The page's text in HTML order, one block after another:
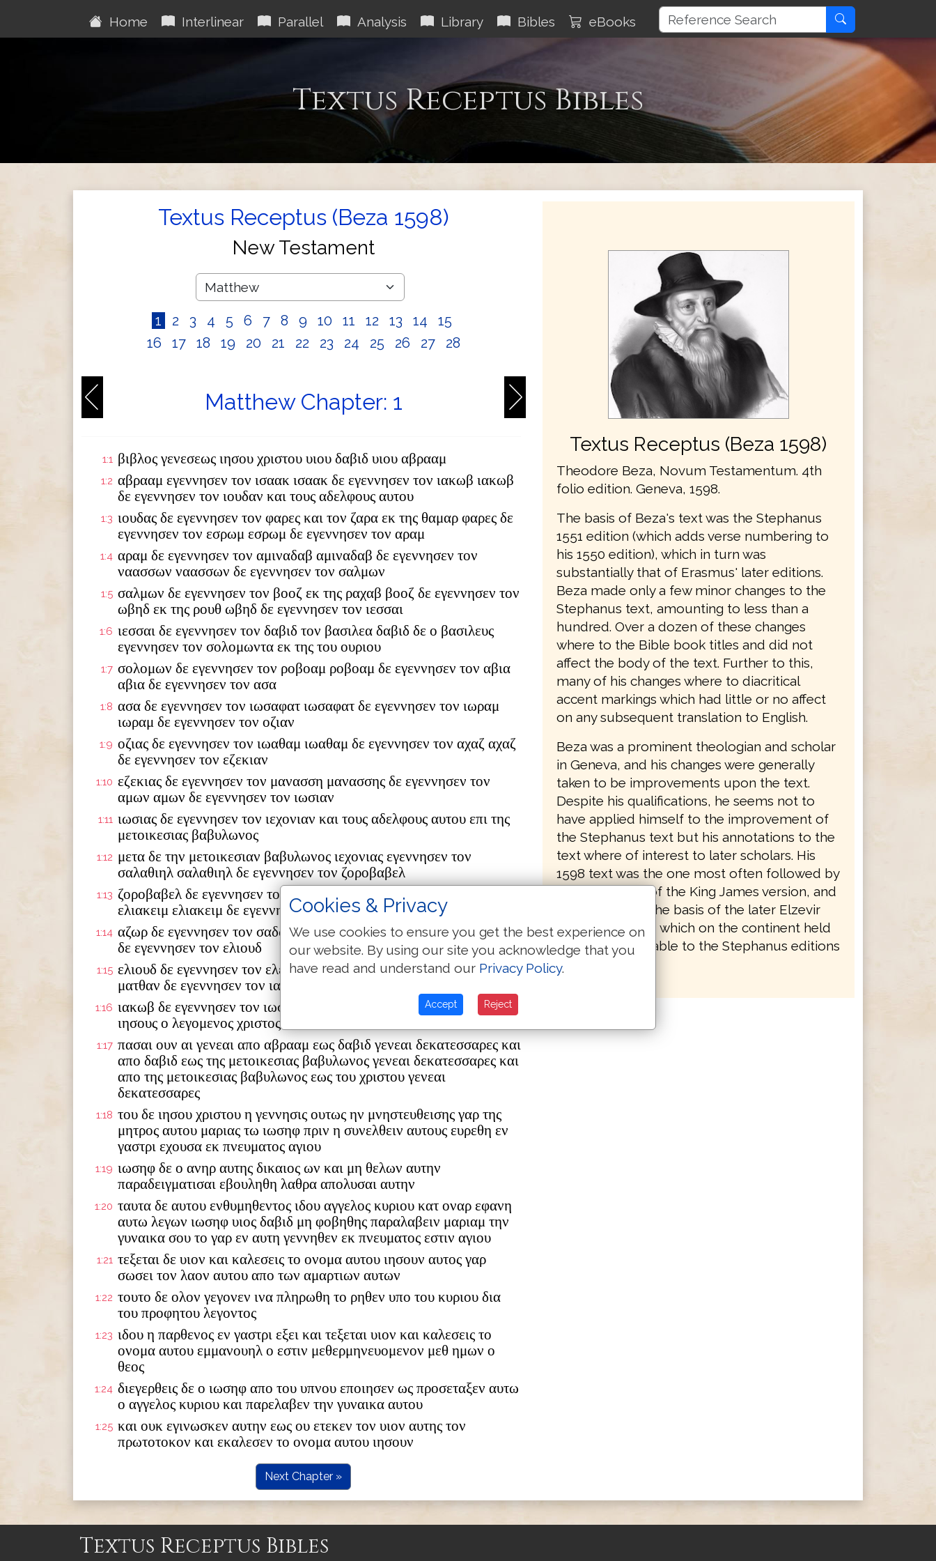
Home Interlinear Parallel Analysis Library Bibles eBooks
Textus Receptus Bibles
Textus Receptus (Beza 1598)
New Testament
1 2 3 4 5 6 7 8 9 10 11 12 13 14
15
16
17 18 19 20 21 22 23 24 25 26 27 28
Matthew Chapter: 1
1:1 βιβλος γενεσεως ιησου χριστου υιου δαβιδ υιου αβρααμ
1:2 αβρααμ εγεννησεν τον ισαακ ισαακ δε εγεννησεν τον ιακωβ ιακωβ
δε εγεννησεν τον ιουδαν και τους αδελφους αυτου
1:3 ιουδας δε εγεννησεν τον φαρες και τον ζαρα εκ της θαμαρ φαρες δε
εγεννησεν τον εσρωμ εσρωμ δε εγεννησεν τον αραμ
1:4 αραμ δε εγεννησεν τον αμιναδαβ αμιναδαβ δε εγεννησεν τον
ναασσων ναασσων δε εγεννησεν τον σαλμων
1:5 σαλμων δε εγεννησεν τον βοοζ εκ της ραχαβ βοοζ δε εγεννησεν τον
ωβηδ εκ της ρουθ ωβηδ δε εγεννησεν τον ιεσσαι
1:6 ιεσσαι δε εγεννησεν τον δαβιδ τον βασιλεα δαβιδ δε ο βασιλευς
εγεννησεν τον σολομωντα εκ της του ουριου
1:7 σολομων δε εγεννησεν τον ροβοαμ ροβοαμ δε εγεννησεν τον αβια
αβια δε εγεννησεν τον ασα
1:8 ασα δε εγεννησεν τον ιωσαφατ ιωσαφατ δε εγεννησεν τον ιωραμ
ιωραμ δε εγεννησεν τον οζιαν
1:9 οζιας δε εγεννησεν τον ιωαθαμ ιωαθαμ δε εγεννησεν τον αχαζ αχαζ
δε εγεννησεν τον εζεκιαν
1:10 εζεκιας δε εγεννησεν τον μανασση μανασσης δε εγεννησεν τον
αμων αμων δε εγεννησεν τον ιωσιαν
1:11 ιωσιας δε εγεννησεν τον ιεχονιαν και τους αδελφους αυτου επι της
μετοικεσιας βαβυλωνος
1:12 μετα δε την μετοικεσιαν βαβυλωνος ιεχονιας εγεννησεν τον
σαλαθιηλ σαλαθιηλ δε εγεννησεν τον ζοροβαβελ
1:13 ζοροβαβελ δε εγεννησεν τον αβιουδ αβιουδ δε εγεννησεν τον
ελιακειμ ελιακειμ δε εγεννησεν τον αζωρ
1:14 αζωρ δε εγεννησεν τον σαδωκ σαδωκ δε εγεννησεν τον αχειμ αχειμ
δε εγεννησεν τον ελιουδ
1:15 ελιουδ δε εγεννησεν τον ελεαζαρ ελεαζαρ δε εγεννησεν τον ματθαν
ματθαν δε εγεννησεν τον ιακωβ
1:16 ιακωβ δε εγεννησεν τον ιωσηφ τον ανδρα μαριας εξ ης εγεννηθη
ιησους ο λεγομενος χριστος
1:17 πασαι ουν αι γενεαι απο αβρααμ εως δαβιδ γενεαι δεκατεσσαρες και
απο δαβιδ εως της μετοικεσιας βαβυλωνος γενεαι δεκατεσσαρες και
απο της μετοικεσιας βαβυλωνος εως του χριστου γενεαι
δεκατεσσαρες
1:18 του δε ιησου χριστου η γεννησις ουτως ην μνηστευθεισης γαρ της
μητρος αυτου μαριας τω ιωσηφ πριν η συνελθειν αυτους ευρεθη εν
γαστρι εχουσα εκ πνευματος αγιου
1:19 ιωσηφ δε ο ανηρ αυτης δικαιος ων και μη θελων αυτην
παραδειγματισαι εβουληθη λαθρα απολυσαι αυτην
1:20 ταυτα δε αυτου ενθυμηθεντος ιδου αγγελος κυριου κατ οναρ εφανη
αυτω λεγων ιωσηφ υιος δαβιδ μη φοβηθης παραλαβειν μαριαμ την
γυναικα σου το γαρ εν αυτη γεννηθεν εκ πνευματος εστιν αγιου
1:21 τεξεται δε υιον και καλεσεις το ονομα αυτου ιησουν αυτος γαρ
σωσει τον λαον αυτου απο των αμαρτιων αυτων
1:22 τουτο δε ολον γεγονεν ινα πληρωθη το ρηθεν υπο του κυριου δια
του προφητου λεγοντος
1:23 ιδου η παρθενος εν γαστρι εξει και τεξεται υιον και καλεσεις το
ονομα αυτου εμμανουηλ ο εστιν μεθερμηνευομενον μεθ ημων ο
θεος
1:24 διεγερθεις δε ο ιωσηφ απο του υπνου εποιησεν ως προσεταξεν αυτω
ο αγγελος κυριου και παρελαβεν την γυναικα αυτου
1:25 και ουκ εγινωσκεν αυτην εως ου ετεκεν τον υιον αυτης τον
πρωτοτοκον και εκαλεσεν το ονομα αυτου ιησουν
Next Chapter »
Textus Receptus (Beza 1598)
Theodore Beza, Novum Testamentum. 4th
folio edition. Geneva, 1598.
The basis of Beza's text was the Stephanus
1551 edition (which adds verse numbering to
his 1550 edition), which in turn was
substantially that of Erasmus' later editions.
Beza made only a few minor changes to the
Stephanus text, amounting to less than a
hundred. Over a dozen of these changes
where to the Bible book titles and did not
affect the body of the text. Further to this,
many of his changes where to diacritical
accent markings which had little or no affect
on any subsequent translation to English.
Beza was a prominent theologian and scholar
in Geneva, and his changes were generally
taken to be improvements upon the text.
Despite his qualifications, he seems not to
have applied himself to the improvement of
the Stephanus text but his annotations to the
text where of interest to later scholars. His
1598 text was the one most often followed by
the translators of the King James version, and
it also became the basis of the later Elzevir
editions of 1624, which on the continent held
a place comparable to the Stephanus editions
in England.
Textus Receptus Bibles
Cookies & Privacy
We use cookies to ensure you get the best experience on
our website. By using our site you acknowledge that you
have read and understand our Privacy Policy.
Accept Reject